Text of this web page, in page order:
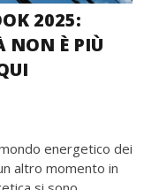
2025:
NON È PIÙ
energetico dei
altro momento in